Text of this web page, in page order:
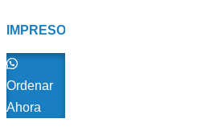
IMPRESORA
ETIQUETAS
Ordenar
Ahora